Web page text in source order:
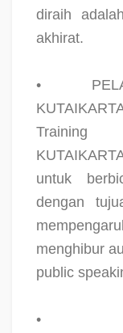
diraih
akhirat.
•
untuk
dengan
menghibur
public
•